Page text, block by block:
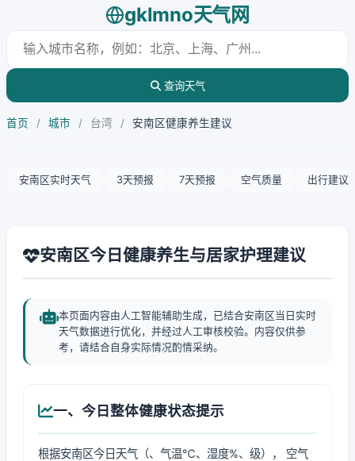
gklmno天气网
查询天气
首页 / 城市 / 台湾 / 安南区健康养生建议
安南区实时天气 3天预报 7天预报 空气质量 出行建议
安南区今日健康养生与居家护理建议
本页面内容由人工智能辅助生成，已结合安南区当日实时
天气数据进行优化，并经过人工审核校验。内容仅供参
考，请结合自身实际情况酌情采纳。
一、今日整体健康状态提示
根据安南区今日天气（、气温℃、湿度%、级）， 空气